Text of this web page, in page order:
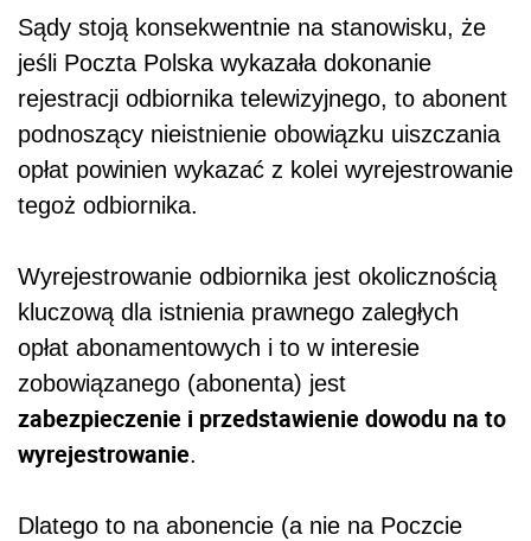
Sądy stoją konsekwentnie na stanowisku, że
jeśli Poczta Polska wykazała dokonanie
rejestracji odbiornika telewizyjnego, to abonent
podnoszący nieistnienie obowiązku uiszczania
opłat powinien wykazać z kolei wyrejestrowanie
tegoż odbiornika.
Wyrejestrowanie odbiornika jest okolicznością
kluczową dla istnienia prawnego zaległych
opłat abonamentowych i to w interesie
zobowiązanego (abonenta) jest
zabezpieczenie i przedstawienie dowodu na to
wyrejestrowanie.
Dlatego to na abonencie (a nie na Poczcie